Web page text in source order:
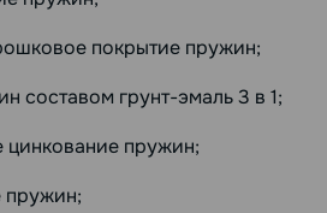
покрытие пружин;
составом грунт-эмаль 3 в 1;
цинкование пружин;
пружин;